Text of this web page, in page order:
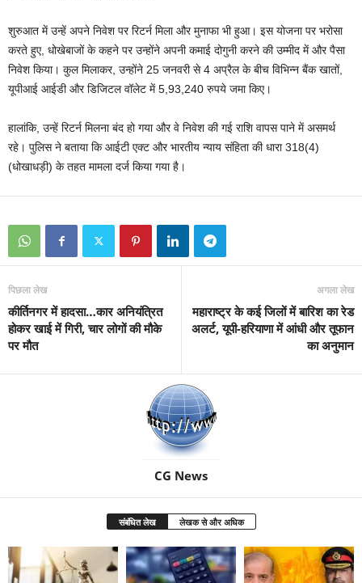
शुरुआत में उन्हें अपने निवेश पर रिटर्न मिला और मुनाफा भी हुआ। इस योजना पर भरोसा
करते हुए, धोखेबाजों के कहने पर उन्होंने अपनी कमाई दोगुनी करने की उम्मीद में और पैसा
निवेश किया। कुल मिलाकर, उन्होंने 25 जनवरी से 4 अप्रैल के बीच विभिन्न बैंक खातों,
यूपीआई आईडी और डिजिटल वॉलेट में 5,93,240 रुपये जमा किए।
हालांकि, उन्हें रिटर्न मिलना बंद हो गया और वे निवेश की गई राशि वापस पाने में असमर्थ
रहे। पुलिस ने बताया कि आईटी एक्ट और भारतीय न्याय संहिता की धारा 318(4)
(धोखाधड़ी) के तहत मामला दर्ज किया गया है।
पिछला लेख
कीर्तिनगर में हादसा…कार अनियंत्रित
होकर खाई में गिरी, चार लोगों की मौके
पर मौत
अगला लेख
महाराष्ट्र के कई जिलों में बारिश का रेड
अलर्ट, यूपी-हरियाणा में आंधी और तूफान
का अनुमान
CG News
संबंधित लेख लेखक से और अधिक